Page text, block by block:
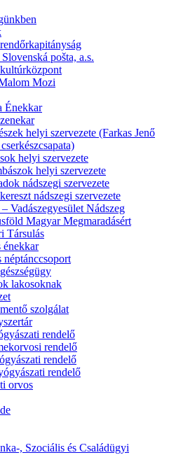
pošta, a.s.
Mozi
Énekkar
helyi szervezete (Farkas Jenő
helyi szervezete
helyi szervezete
nádszegi szervezete
nádszegi szervezete
Vadászegyesület Nádszeg
Magyar Megmaradásért
Társulás
énekkar
néptánccsoport
lakosoknak
szolgálat
rendelő
rendelő
rendelő
rendelő
orvos
, Szociális és Családügyi